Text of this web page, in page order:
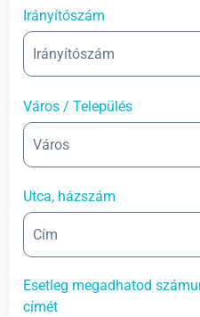
Irányítószám
Város / Település
Utca, házszám
Esetleg megadhatod
címét